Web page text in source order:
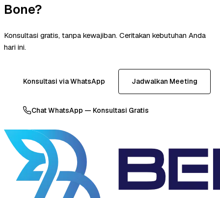
Bone?
Konsultasi gratis, tanpa kewajiban. Ceritakan kebutuhan Anda
hari ini.
Konsultasi via WhatsApp Jadwalkan Meeting
Chat WhatsApp — Konsultasi Gratis